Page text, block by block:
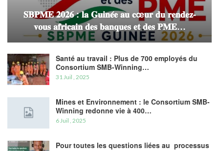
𝐒𝐁𝐏𝐌𝐄 𝟐𝟎𝟐𝟔 : 𝐥𝐚 𝐆𝐮𝐢𝐧𝐞́𝐞 𝐚𝐮 𝐜œ𝐮𝐫 𝐝𝐮 𝐫𝐞𝐧𝐝𝐞𝐳-
𝐯𝐨𝐮𝐬 𝐚𝐟𝐫𝐢𝐜𝐚𝐢𝐧 𝐝𝐞𝐬 𝐛𝐚𝐧𝐪𝐮𝐞𝐬 𝐞𝐭 𝐝𝐞𝐬 𝐏𝐌𝐄…
Santé au travail : Plus de 700 employés du
Consortium SMB-Winning…
31 Juil , 2025
Mines et Environnement : le Consortium SMB-
Winning redonne vie à 400…
6 Juil , 2025
Pour toutes les questions liées au processus